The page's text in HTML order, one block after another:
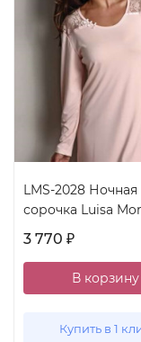
LMS-2028 Ночная
сорочка Luisa
3 770 ₽
В корзину
Купить в 1